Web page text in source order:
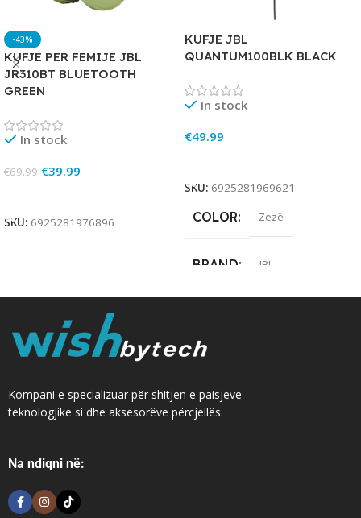
-43%
KUFJE PER FEMIJE JBL
JR310BT BLUETOOTH
GREEN
In stock
€69.99 €39.99
SKU: 6925281976896
KUFJE JBL
QUANTUM100BLK BLACK
In stock
€49.99
SKU: 6925281969621
COLOR Zezë
BRAND JBL
Kompani e specializuar për shitjen e paisjeve
teknologjike si dhe aksesorëve përcjellës.
Na ndiqni në: